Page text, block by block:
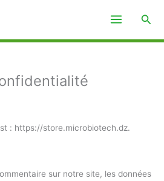
: https://store.microbiotech.dz.
sur notre site, les données